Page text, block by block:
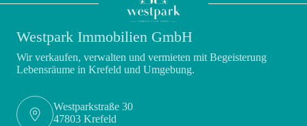
Westpark Immobilien GmbH
Wir verkaufen, verwalten und vermieten mit Begeisterung
Lebensräume in Krefeld und Umgebung.
Westparkstraße 30
47803 Krefeld